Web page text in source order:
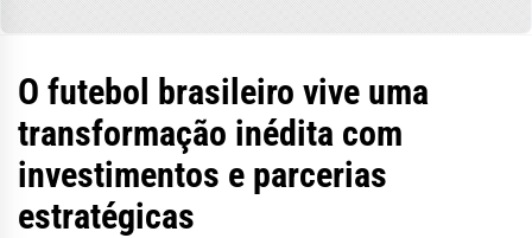
O futebol brasileiro vive uma
transformação inédita com
investimentos e parcerias
estratégicas